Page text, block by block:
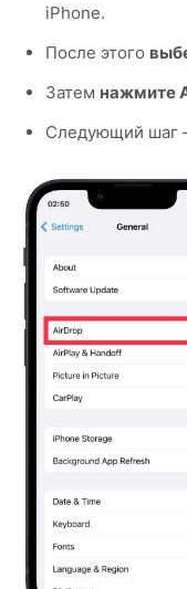
iPhone.
После этого
Затем нажмите
Следующий шаг